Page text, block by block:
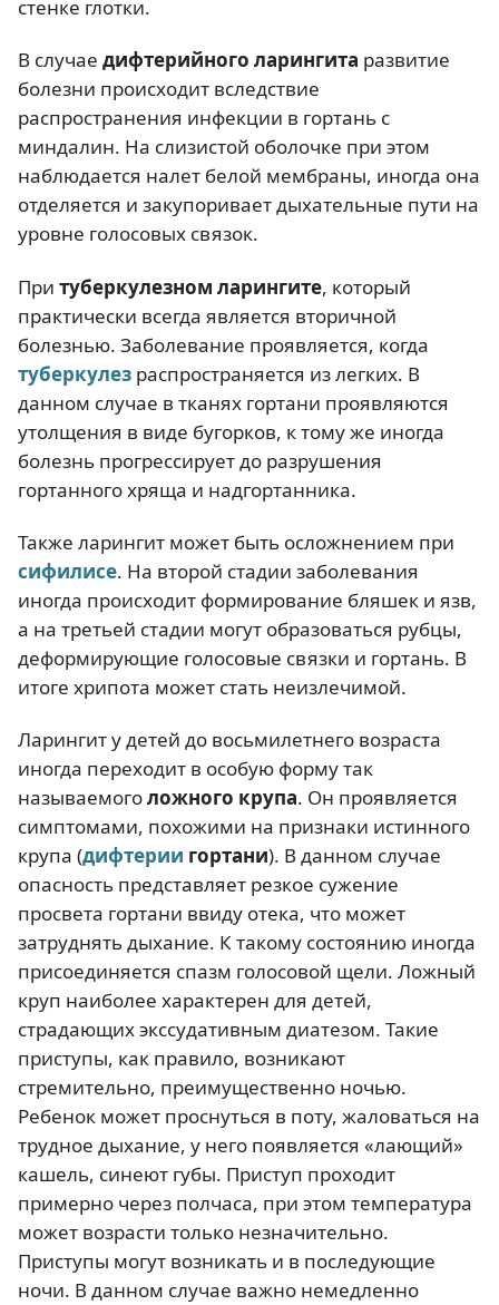
стенке глотки.
В случае дифтерийного ларингита развитие
болезни происходит вследствие
распространения инфекции в гортань с
миндалин. На слизистой оболочке при этом
наблюдается налет белой мембраны, иногда она
отделяется и закупоривает дыхательные пути на
уровне голосовых связок.
При туберкулезном ларингите, который
практически всегда является вторичной
болезнью. Заболевание проявляется, когда
туберкулез распространяется из легких. В
данном случае в тканях гортани проявляются
утолщения в виде бугорков, к тому же иногда
болезнь прогрессирует до разрушения
гортанного хряща и надгортанника.
Также ларингит может быть осложнением при
сифилисе. На второй стадии заболевания
иногда происходит формирование бляшек и язв,
а на третьей стадии могут образоваться рубцы,
деформирующие голосовые связки и гортань. В
итоге хрипота может стать неизлечимой.
Ларингит у детей до восьмилетнего возраста
иногда переходит в особую форму так
называемоголожного крупа. Он проявляется
симптомами, похожими на признаки истинного
крупа (дифтерии гортани). В данном случае
опасность представляет резкое сужение
просвета гортани ввиду отека, что может
затруднять дыхание. К такому состоянию иногда
присоединяется спазм голосовой щели. Ложный
круп наиболее характерен для детей,
страдающих экссудативным диатезом. Такие
приступы, как правило, возникают
стремительно, преимущественно ночью.
Ребенок может проснуться в поту, жаловаться на
трудное дыхание, у него появляется «лающий»
кашель, синеют губы. Приступ проходит
примерно через полчаса, при этом температура
может возрасти только незначительно.
Приступы могут возникать и в последующие
ночи. В данном случае важно немедленно